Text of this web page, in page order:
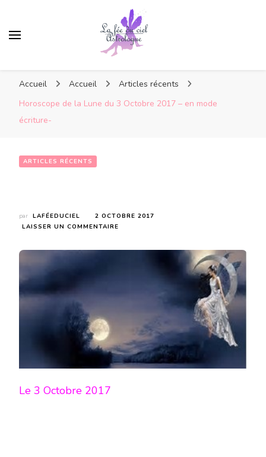
Accueil Accueil
Articles récents
Horoscope de la Lune du 3 Octobre 2017 – en mode
écriture-
ARTICLES RÉCENTS
par LAFÉEDUCIEL
2 OCTOBRE 2017
LAISSER UN COMMENTAIRE
MODE
ÉCRITURE-
Le 3 Octobre 2017